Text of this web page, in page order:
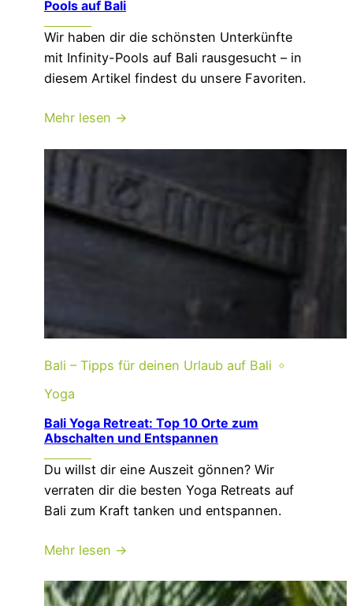
Pools auf Bali
Wir haben dir die schönsten Unterkünfte
mit Infinity-Pools auf Bali rausgesucht – in
diesem Artikel findest du unsere Favoriten.
Mehr lesen →
Bali – Tipps für deinen Urlaub auf Bali
Yoga
Bali Yoga Retreat: Top 10 Orte zum
Abschalten und Entspannen
Du willst dir eine Auszeit gönnen? Wir
verraten dir die besten Yoga Retreats auf
Bali zum Kraft tanken und entspannen.
Mehr lesen →